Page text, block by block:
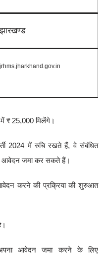
झारखण्ड
jrhms.jharkhand.gov.in
में ₹ 25,000 मिलेंगे।
2024 में रुचि रखते हैं, वे संबंधित
आवेदन जमा कर सकते हैं।
करने की प्रक्रिया की शुरुआत
आवेदन जमा करने के लिए